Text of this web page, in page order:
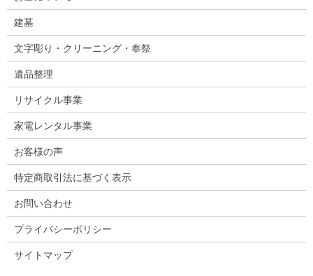
建墓
文字彫り・クリーニング・奉祭
遺品整理
リサイクル事業
家電レンタル事業
お客様の声
特定商取引法に基づく表示
お問い合わせ
プライバシーポリシー
サイトマップ